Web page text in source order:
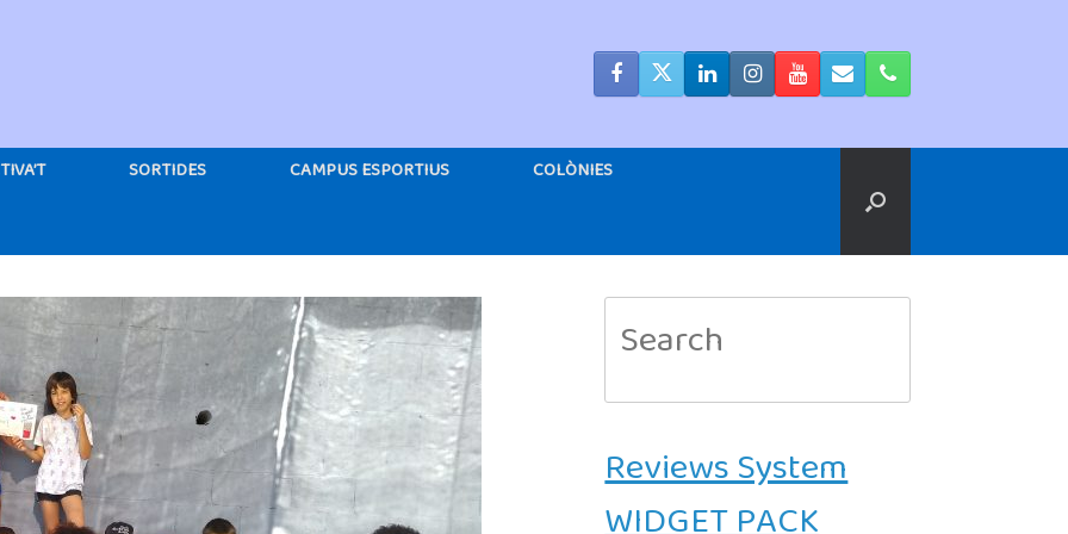
SORTIDES CAMPUS ESPORTIUS
COLÒNIES
Search
for:
Reviews System